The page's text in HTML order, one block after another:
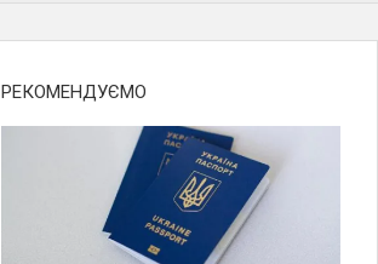
РЕКОМЕНДУЄМО